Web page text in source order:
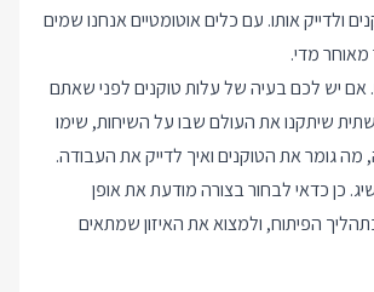
ולדייק אותו. עם כלים אוטומטיים אנחנו שמים
מדי.
אם יש לכם בעיה של עלות טוקנים לפני שאתם
שיתקנו את העולם שבו על השיחות, שימו
גומר את הטוקנים ואיך לדייק את העבודה.
כן כדאי לבחור בצורה מודעת את אופן
הפיתוח, ולמצוא את האיזון שמתאים